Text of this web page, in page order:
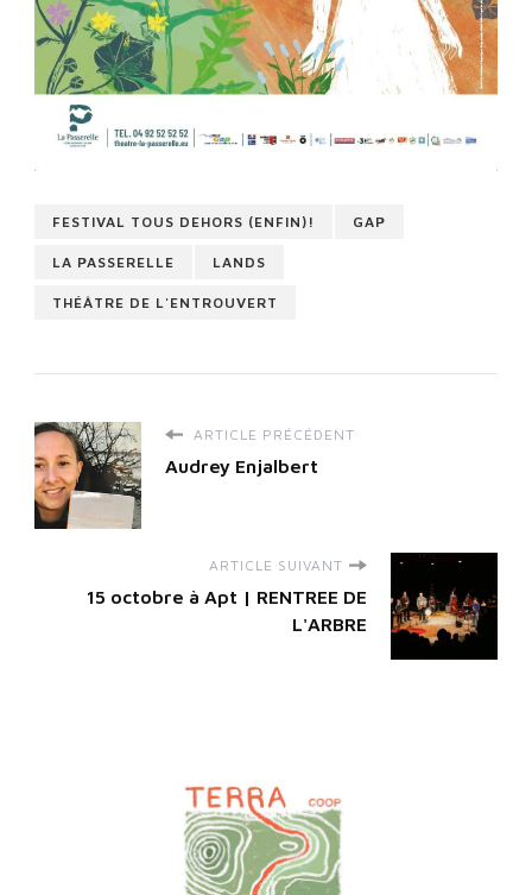
FESTIVAL TOUS DEHORS (ENFIN)! GAP
LA PASSERELLE LANDS
THÉÂTRE DE L'ENTROUVERT
ARTICLE PRÉCÉDENT
Audrey Enjalbert
ARTICLE SUIVANT
15 octobre à Apt | RENTREE DE
L'ARBRE